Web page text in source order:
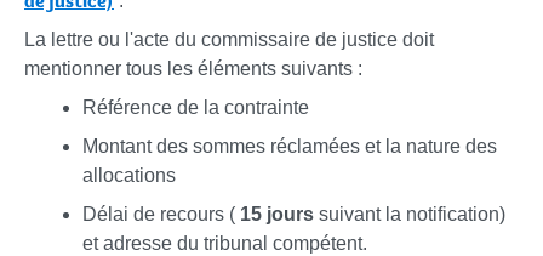
La lettre ou l'acte du commissaire de justice doit
mentionner tous les éléments suivants :
Référence de la contrainte
Montant des sommes réclamées et la nature des
allocations
Délai de recours ( 15 jours suivant la notification)
et adresse du tribunal compétent.